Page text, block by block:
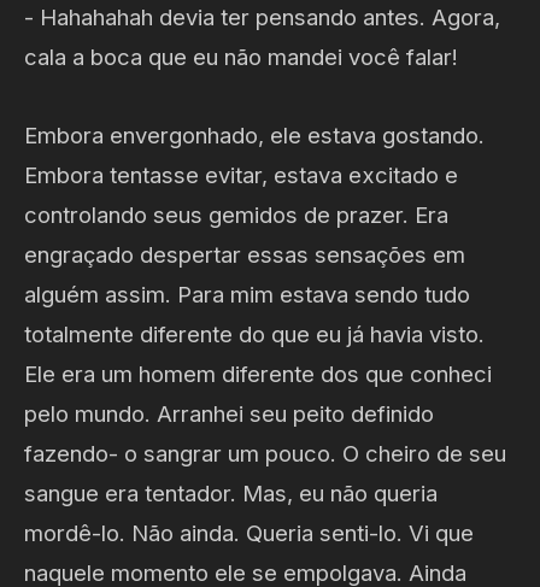
- Hahahahah devia ter pensando antes. Agora,
cala a boca que eu não mandei você falar!
Embora envergonhado, ele estava gostando.
Embora tentasse evitar, estava excitado e
controlando seus gemidos de prazer. Era
engraçado despertar essas sensações em
alguém assim. Para mim estava sendo tudo
totalmente diferente do que eu já havia visto.
Ele era um homem diferente dos que conheci
pelo mundo. Arranhei seu peito definido
fazendo- o sangrar um pouco. O cheiro de seu
sangue era tentador. Mas, eu não queria
mordê-lo. Não ainda. Queria senti-lo. Vi que
naquele momento ele se empolgava. Ainda